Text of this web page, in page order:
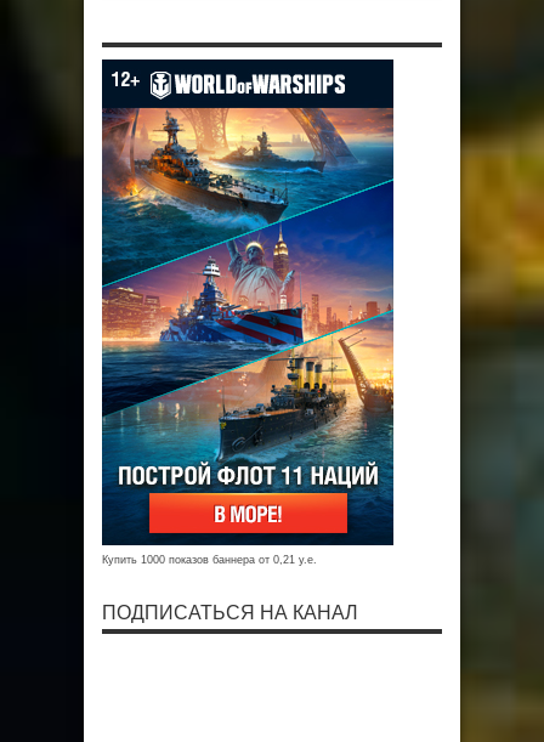
Купить 1000 показов баннера от 0,21 у.е.
ПОДПИСАТЬСЯ НА КАНАЛ